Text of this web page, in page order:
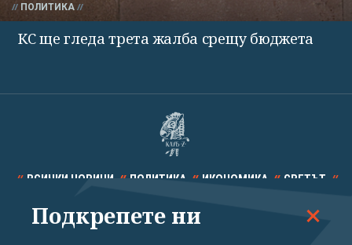
ПОЛИТИКА
КС ще гледа трета жалба срещу бюджета
ВСИЧКИ НОВИНИ ПОЛИТИКА ИКОНОМИКА СВЕТЪТ
СПОРТ КУЛТУРА ТЕХНОЛОГИИ КАЛЕЙДОСКОП
Подкрепете ни